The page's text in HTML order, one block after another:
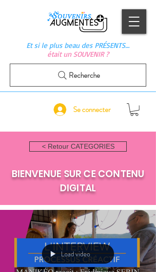
Et si le plus beau des PRÉSENTS…
était un SOUVENIR ?
Se connecter
Recherche
< Retour CATEGORIES
BIENVENUE SUR CE CONTENU
DIGITAL
Load video